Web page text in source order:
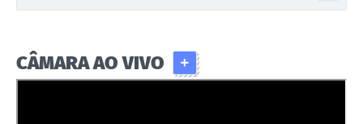
CÂMARA AO VIVO